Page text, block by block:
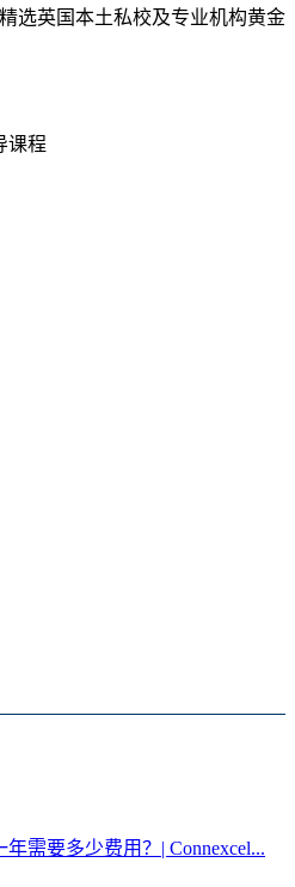
选英国本土私校及专业机构黄金
课程
需要多少费用？| Connexcel...